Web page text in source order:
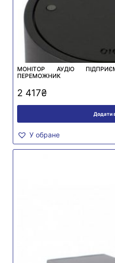
МОНІТОР АУДІО
ПЕРЕМОЖНИК
2 417₴
Додати
У обране